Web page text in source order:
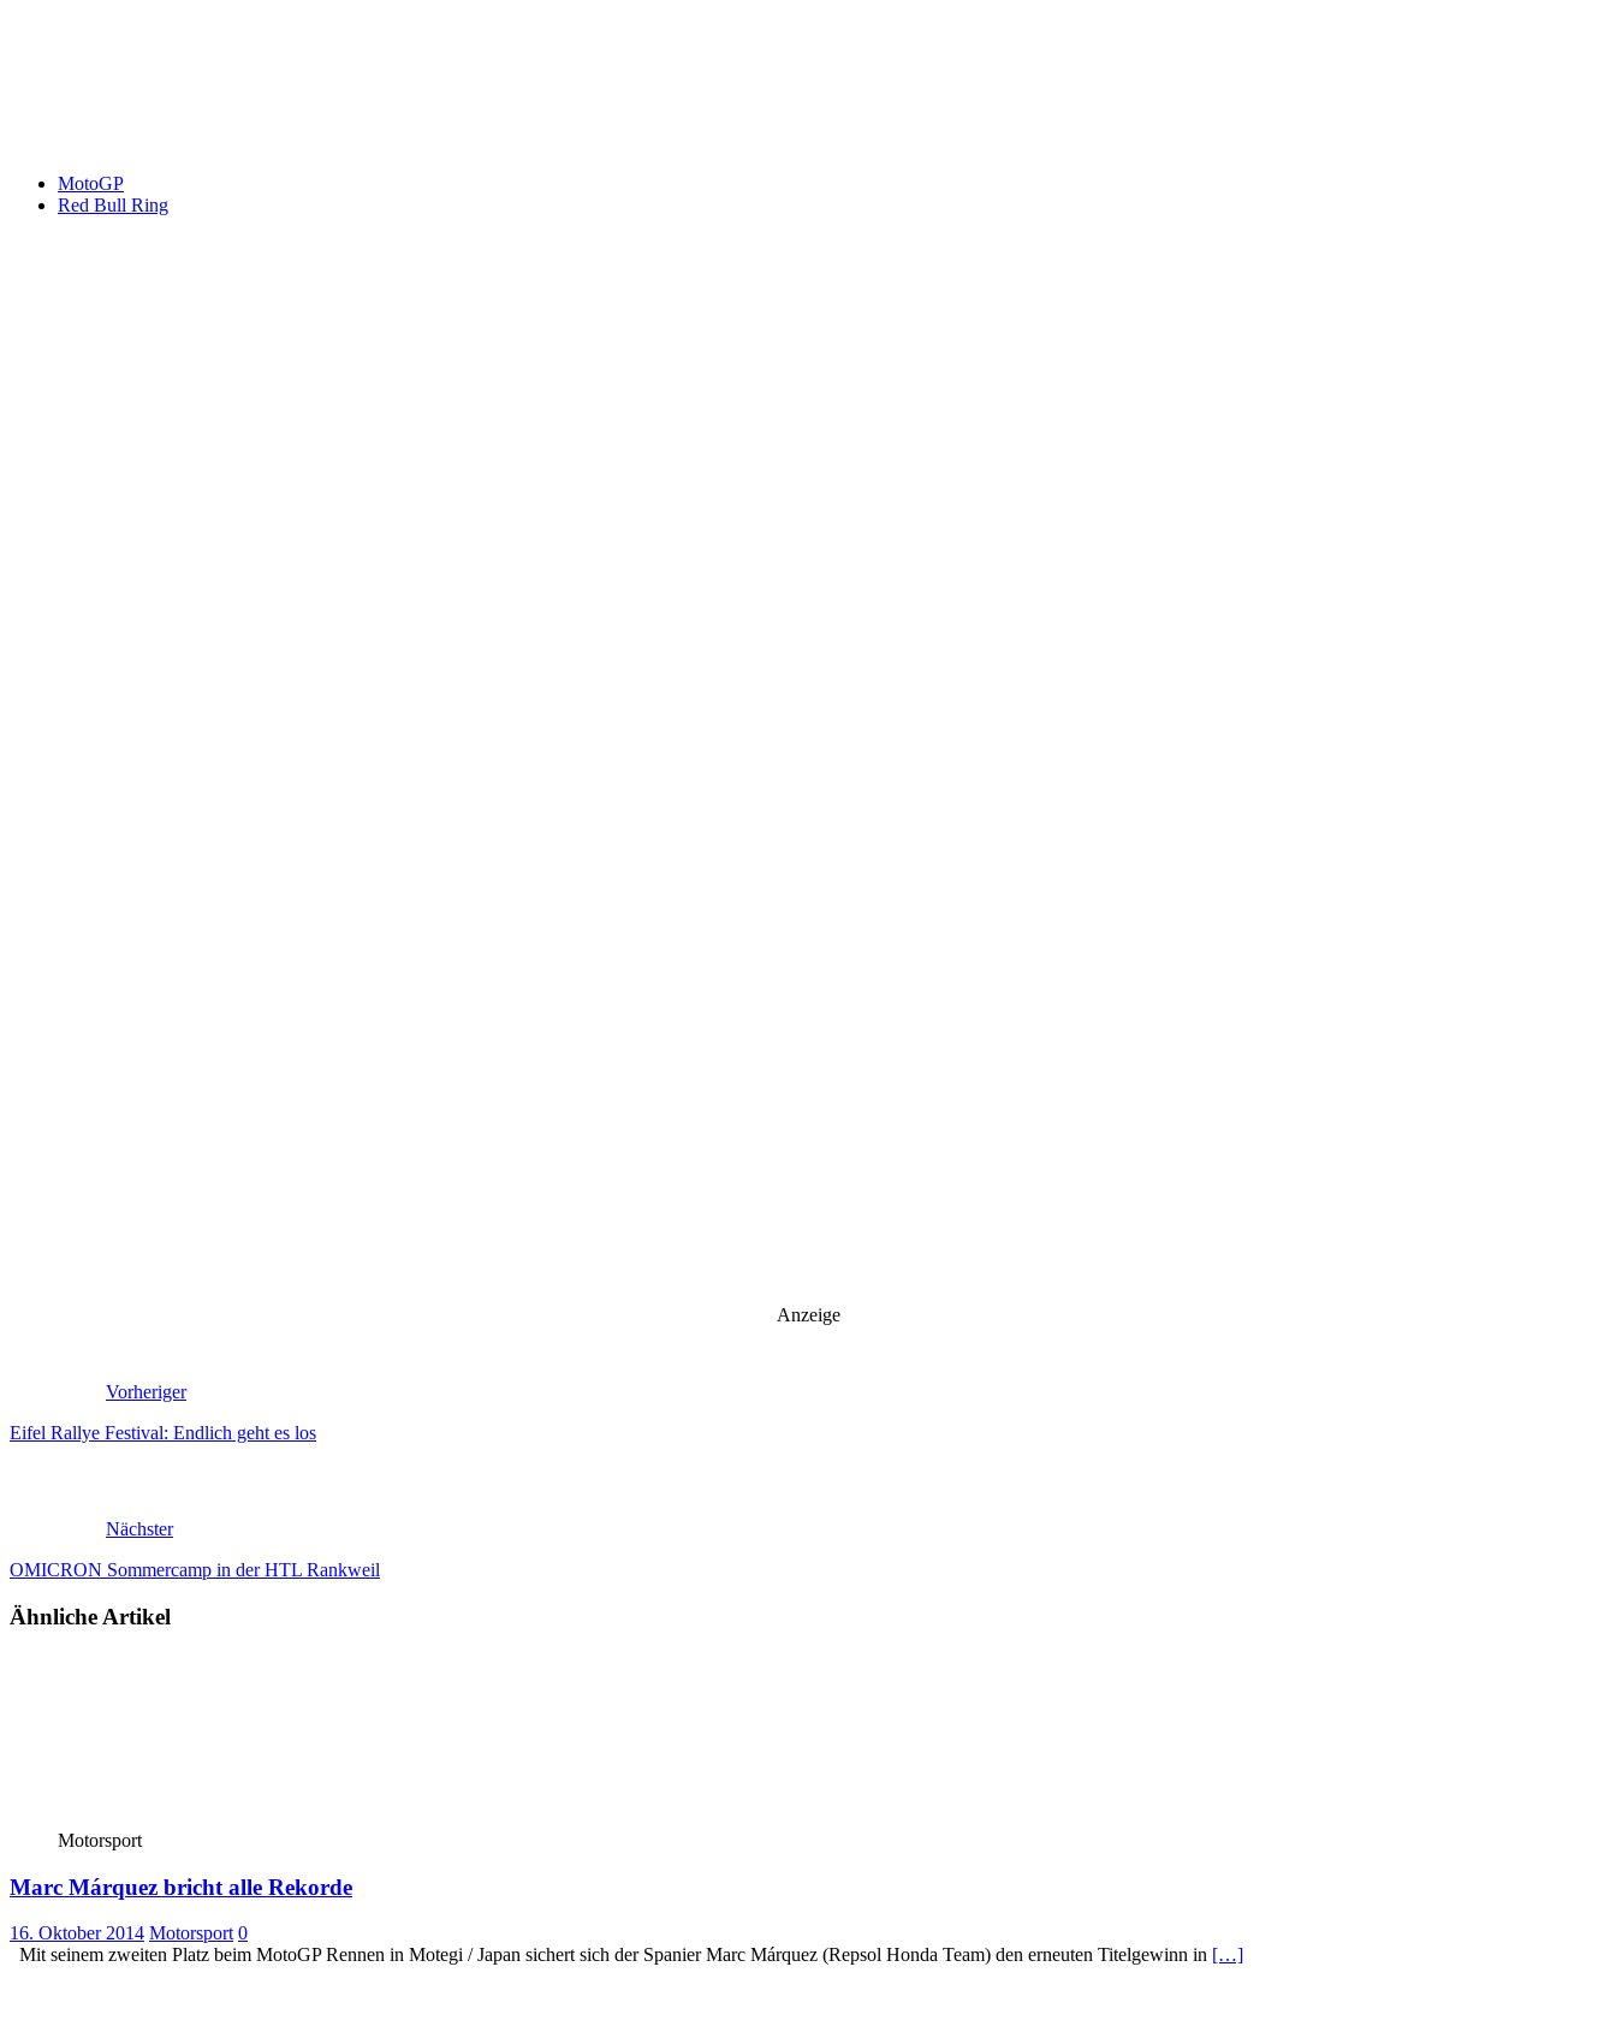
MotoGP
Red Bull Ring
Anzeige
Vorheriger
Eifel Rallye Festival: Endlich geht es los
Nächster
OMICRON Sommercamp in der HTL Rankweil
Ähnliche Artikel
Motorsport
Marc Márquez bricht alle Rekorde
16. Oktober 2014 Motorsport 0
Mit seinem zweiten Platz beim MotoGP Rennen in Motegi / Japan sichert sich der Spanier Marc Márquez (Repsol Honda Team) den erneuten Titelgewinn in […]